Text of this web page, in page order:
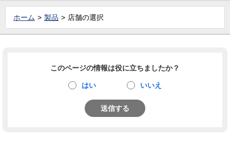
ホーム 製品 店舗の選択
このページの情報は役に立ちましたか？
はい いいえ
送信する